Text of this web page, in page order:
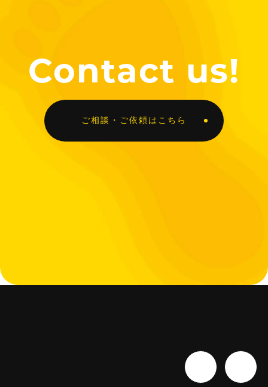
Contact us!
ご相談・ご依頼はこちら